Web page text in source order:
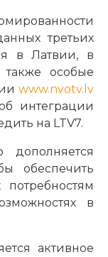
третьих
в Латвии, в
также особые
www.nvotv.lv
интеграции
на LTV7.
дополняется
обеспечить
в
активное